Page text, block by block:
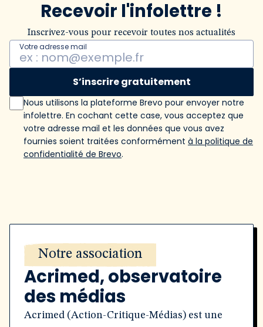
Recevoir l'infolettre !
Inscrivez-vous pour recevoir toutes nos actualités
Votre adresse mail
S’inscrire gratuitement
Nous utilisons la plateforme Brevo pour envoyer notre
infolettre. En cochant cette case, vous acceptez que
votre adresse mail et les données que vous avez
fournies soient traitées conformément à la politique de
confidentialité de Brevo.
Notre association
Acrimed, observatoire
des médias
Acrimed (Action-Critique-Médias) est une